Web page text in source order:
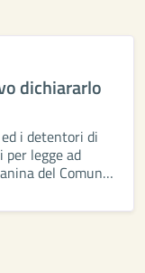
dichiararlo
i detentori di
per legge ad
del Comune